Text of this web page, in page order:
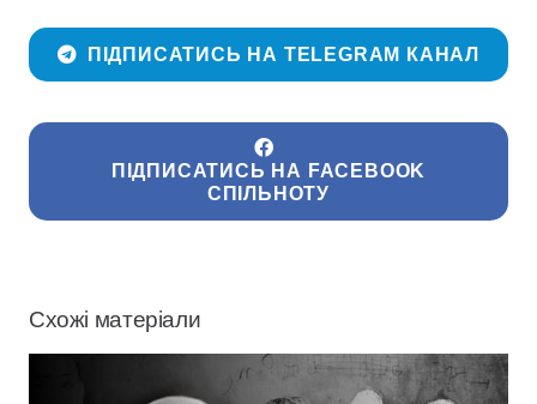
ПІДПИСАТИСЬ НА TELEGRAM КАНАЛ
ПІДПИСАТИСЬ НА FACEBOOK
СПІЛЬНОТУ
Схожі матеріали